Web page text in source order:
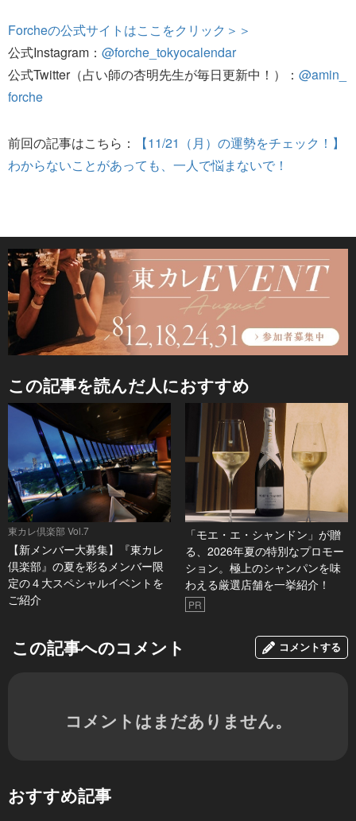
Forcheの公式サイトはここをクリック＞＞
公式Instagram： @forche_tokyocalendar
公式Twitter（占い師の杏明先生が毎日更新中！）： @amin_
forche
前回の記事はこちら：
【11/21（月）の運勢をチェック！】
わからないことがあっても、一人で悩まないで！
この記事を読んだ人におすすめ
東カレ倶楽部 Vol.7
【新メンバー大募集】『東カレ
倶楽部』の夏を彩るメンバー限
定の４大スペシャルイベントを
ご紹介
「モエ・エ・シャンドン」が贈
る、2026年夏の特別なプロモー
ション。極上のシャンパンを味
わえる厳選店舗を一挙紹介！
PR
この記事へのコメント コメントする
コメントはまだありません。
おすすめ記事